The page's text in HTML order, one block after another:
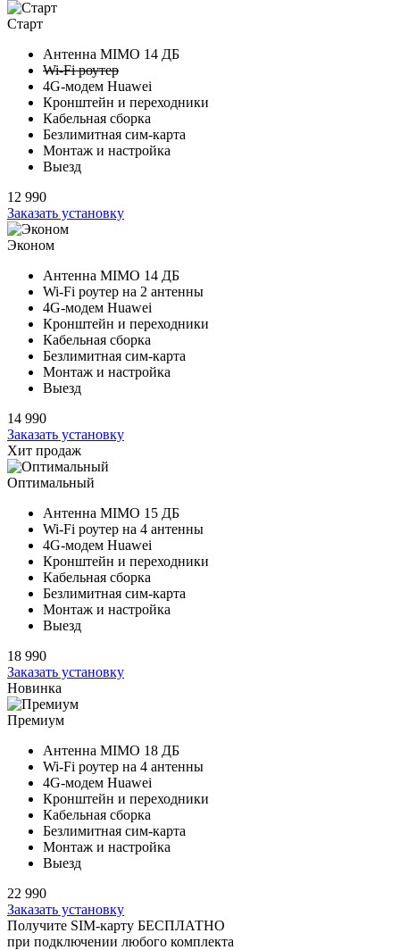
Старт
Антенна MIMO 14 ДБ
Wi-Fi роутер
4G-модем Huawei
Кронштейн и переходники
Кабельная сборка
Безлимитная сим-карта
Монтаж и настройка
Выезд
12 990
Заказать установку
Эконом
Антенна MIMO 14 ДБ
Wi-Fi роутер на 2 антенны
4G-модем Huawei
Кронштейн и переходники
Кабельная сборка
Безлимитная сим-карта
Монтаж и настройка
Выезд
14 990
Заказать установку
Хит продаж
Оптимальный
Антенна MIMO 15 ДБ
Wi-Fi роутер на 4 антенны
4G-модем Huawei
Кронштейн и переходники
Кабельная сборка
Безлимитная сим-карта
Монтаж и настройка
Выезд
18 990
Заказать установку
Новинка
Премиум
Антенна MIMO 18 ДБ
Wi-Fi роутер на 4 антенны
4G-модем Huawei
Кронштейн и переходники
Кабельная сборка
Безлимитная сим-карта
Монтаж и настройка
Выезд
22 990
Заказать установку
Получите SIM-карту БЕСПЛАТНО
при подключении любого комплекта